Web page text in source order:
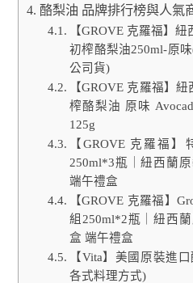
酪梨油 品牌排行榜與人氣
【GROVE 克羅福】
初榨酪梨油250ml-原
公司貨)
【GROVE 克羅福】
榨酪梨油 原味
125g
【GROVE 克羅福
250ml*3瓶｜紐西蘭
端午禮盒
【GROVE 克羅福】
組250ml*2瓶｜紐西
盒 端午禮盒
【Vita】美國原裝進
各式料理方式)